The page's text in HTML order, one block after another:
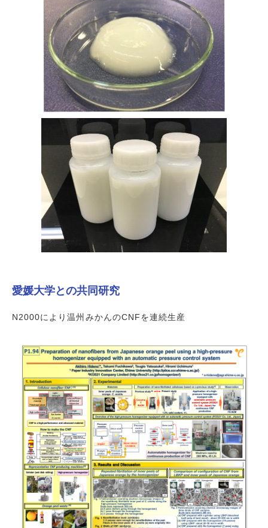
愛媛大学との共同研究
N2000により温州みかんのCNFを連続生産